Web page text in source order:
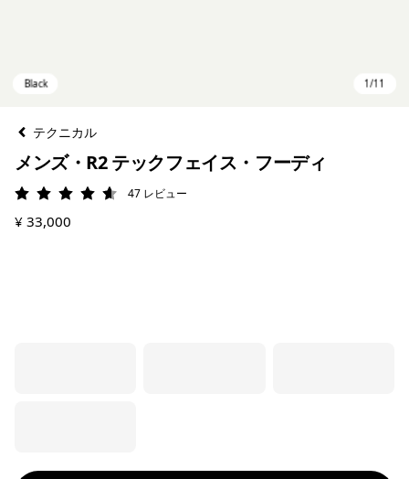
テクニカル
メンズ・R2 テックフェイス・フーディ
評価: 4.6 / 5
47 レビュー
¥ 33,000